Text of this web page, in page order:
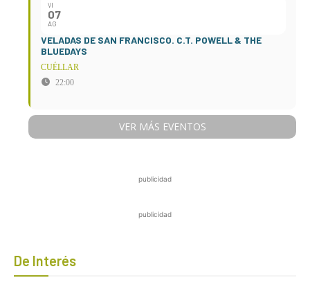
VI
07
AG
VELADAS DE SAN FRANCISCO. C.T. POWELL & THE
BLUEDAYS
CUÉLLAR
22:00
VER MÁS EVENTOS
publicidad
publicidad
De Interés